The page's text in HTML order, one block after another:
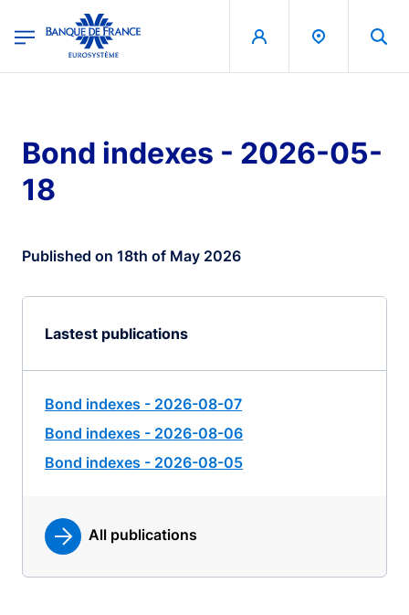
Banque de France - Menu Principal
Bond indexes - 2026-05-
18
Published on 18th of May 2026
Lastest publications
Bond indexes - 2026-08-07
Bond indexes - 2026-08-06
Bond indexes - 2026-08-05
All publications